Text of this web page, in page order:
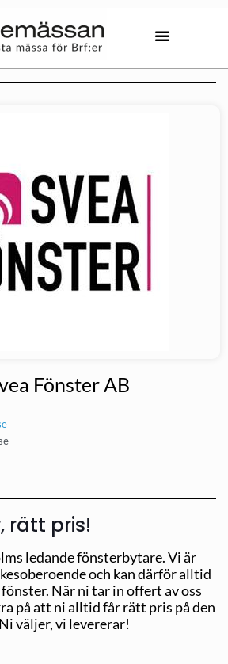
Fönster AB
rätt pris!
ledande fönsterbytare. Vi är
och kan därför alltid
När ni tar in offert av oss
på att ni alltid får rätt pris på den
väljer, vi levererar!